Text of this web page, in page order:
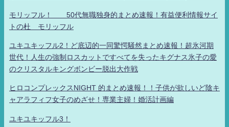
モリッフル！ 50代無職独身的まとめ速報！有益便利情報サイ
トの杜 モリッフル
ユキユキッフル2！ど底辺的一同驚愕騒然まとめ速報！超氷河期
世代！人生の強制ロスカットですべてを失ったキグナス氷子の愛
のクリスタルキングボンビー脱出大作戦
ヒロコンプレックスNIGHT 的まとめ速報！！子供が欲しいど陰キ
ャアラフィフ女子のめざせ！専業主婦！婚活計画編
ユキユキッフル3！